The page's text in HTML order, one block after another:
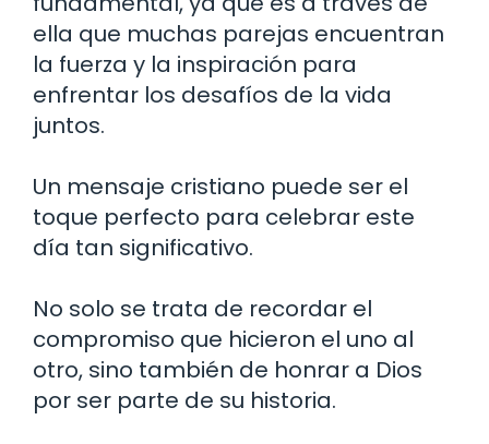
ella que muchas parejas encuentran
la fuerza y la inspiración para
enfrentar los desafíos de la vida
juntos.
Un mensaje cristiano puede ser el
toque perfecto para celebrar este
día tan significativo.
No solo se trata de recordar el
compromiso que hicieron el uno al
otro, sino también de honrar a Dios
por ser parte de su historia.